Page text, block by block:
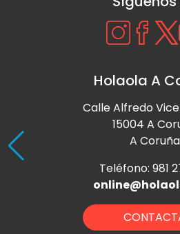
Holaola A
Calle Alfredo
15004 A
A Coruña
Teléfono: 981